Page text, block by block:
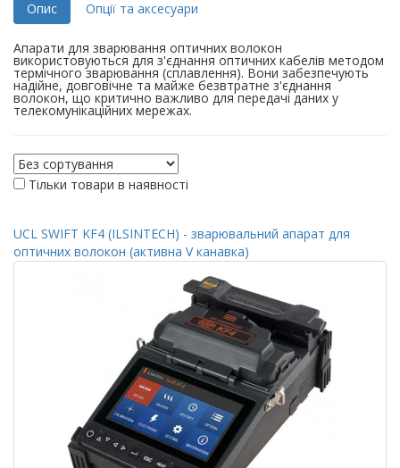
Опис Опції та аксесуари
Апарати для зварювання оптичних волокон
використовуються для з'єднання оптичних кабелів методом
термічного зварювання (сплавлення). Вони забезпечують
надійне, довговічне та майже безвтратне з'єднання
волокон, що критично важливо для передачі даних у
телекомунікаційних мережах.
Тільки товари в наявності
UCL SWIFT KF4 (ILSINTECH) - зварювальний апарат для
оптичних волокон (активна V канавка)